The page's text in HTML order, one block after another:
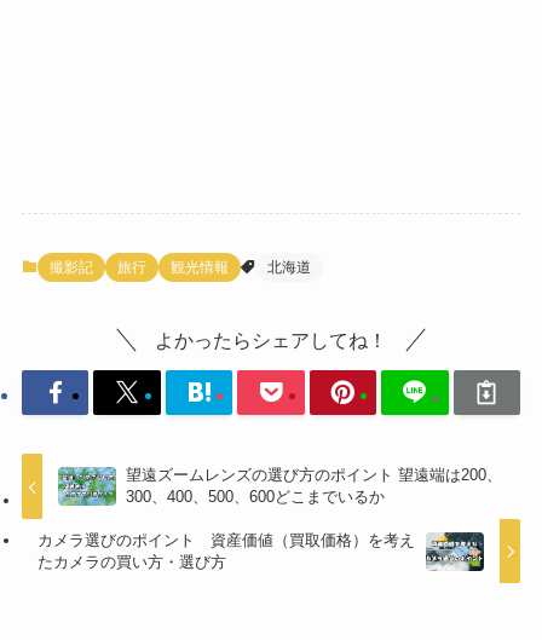
撮影記 旅行 観光情報 北海道
よかったらシェアしてね！
望遠ズームレンズの選び方のポイント 望遠端は200、
300、400、500、600どこまでいるか
カメラ選びのポイント 資産価値（買取価格）を考え
たカメラの買い方・選び方